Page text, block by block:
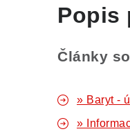
Popis
Články
» Baryt -
»